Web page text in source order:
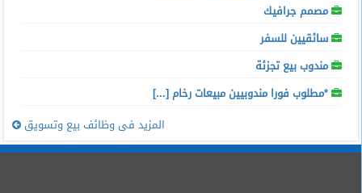
مصمم جرافيك
سائقيين للسفر
مندوب بيع تجزئة
*مطلوب فورا مندوبيين مبيعات رخام [...]
المزيد فى وظائف بيع وتسويق